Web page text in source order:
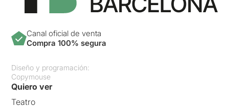
Canal oficial de venta
Compra 100% segura
Diseño y programación:
Copymouse
Quiero ver
Teatro